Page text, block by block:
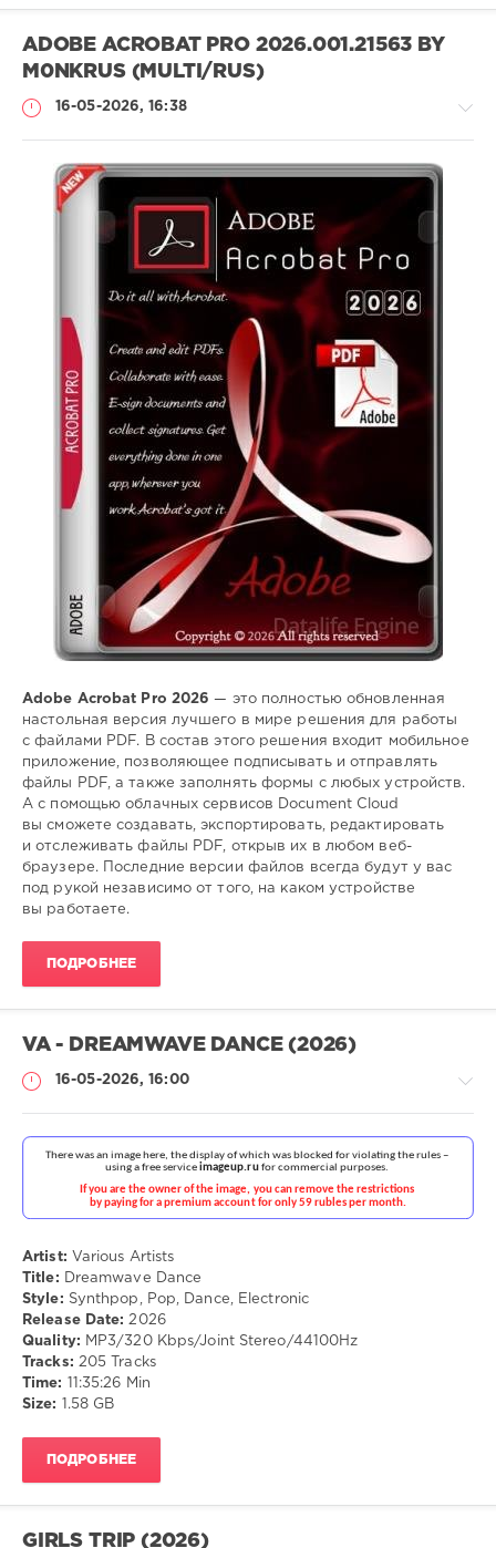
ADOBE ACROBAT PRO 2026.001.21563 BY
M0NKRUS (MULTI/RUS)
16-05-2026, 16:38
adobe
acrobat,
редактор,
pdf
файлов
Adobe Acrobat Pro 2026 — это полностью обновленная
настольная версия лучшего в мире решения для работы
с файлами PDF. В состав этого решения входит мобильное
приложение, позволяющее подписывать и отправлять
файлы PDF, а также заполнять формы с любых устройств.
А с помощью облачных сервисов Document Cloud
вы сможете создавать, экспортировать, редактировать
и отслеживать файлы PDF, открыв их в любом веб-
браузере. Последние версии файлов всегда будут у вас
под рукой независимо от того, на каком устройстве
вы работаете.
ПОДРОБНЕЕ
VA - DREAMWAVE DANCE (2026)
16-05-2026, 16:00
Музыка
55
79
Synthpop ,
Pop ,
Dance,
Electronic
Artist: Various Artists
Title: Dreamwave Dance
Style: Synthpop, Pop, Dance, Electronic
Release Date: 2026
Quality: MP3/320 Kbps/Joint Stereo/44100Hz
Tracks: 205 Tracks
Time:
11:35:26 Min
Size:
1.58 GB
ПОДРОБНЕЕ
GIRLS TRIP (2026)